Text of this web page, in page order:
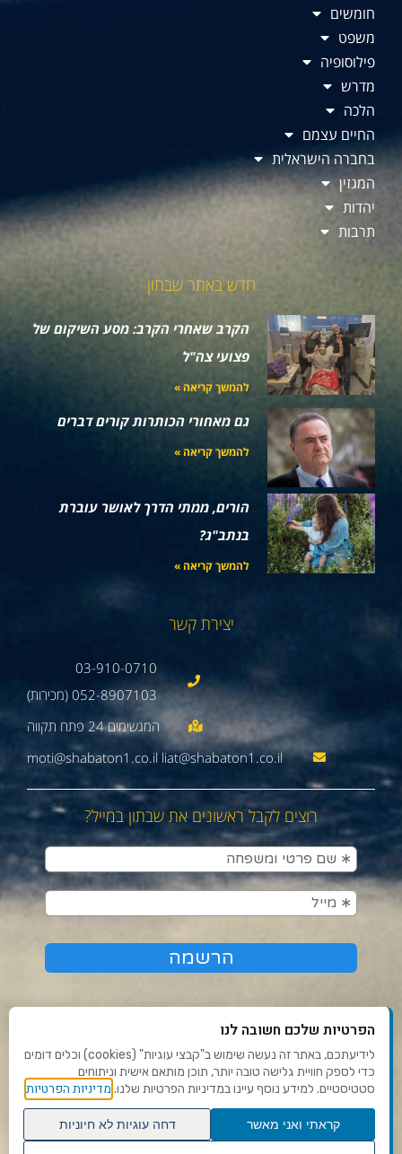
חומשים
משפט
פילוסופיה
מדרש
הלכה
החיים עצמם
בחברה הישראלית
המגזין
יהדות
תרבות
חדש באתר שבתון
הקרב שאחרי הקרב: מסע השיקום של
פצועי צה"ל
להמשך קריאה »
גם מאחורי הכותרות קורים דברים
להמשך קריאה »
הורים, ממתי הדרך לאושר עוברת
בנתב"ג?
להמשך קריאה »
יצירת קשר
03-910-0710
052-8907103 (מכירות)
moti@shabaton1.co.il liat@shabaton1.co.il
רוצים לקבל ראשונים את שבתון במייל?
תנאי שימוש ומדיניות פרטיות
פנו אלינו
הצהרת נגישות
הפרטיות שלכם חשובה לנו
לידיעתכם, באתר זה נעשה שימוש ב"קבצי עוגיות" (cookies) וכלים דומים
כדי לספק חוויית גלישה טובה יותר, תוכן מותאם אישית וניתוחים
סטטיסטיים. למידע נוסף עיינו במדיניות הפרטיות שלנו. מדיניות הפרטיות
קראתי ואני מאשר
דחה עוגיות לא חיוניות